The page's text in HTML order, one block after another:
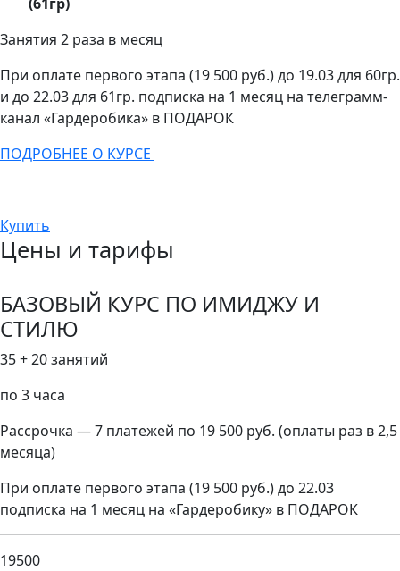
Занятия 2 раза в месяц
При оплате первого этапа (19 500 руб.) до 19.03 для 60гр.
и до 22.03 для 61гр. подписка на 1 месяц на телеграмм-
канал «Гардеробика» в ПОДАРОК
ПОДРОБНЕЕ О КУРСЕ
Купить
Цены и тарифы
БАЗОВЫЙ КУРС ПО ИМИДЖУ И
СТИЛЮ
35 + 20 занятий
по 3 часа
Рассрочка — 7 платежей по 19 500 руб. (оплаты раз в 2,5
месяца)
При оплате первого этапа (19 500 руб.) до 22.03
подписка на 1 месяц на «Гардеробику» в ПОДАРОК
19500